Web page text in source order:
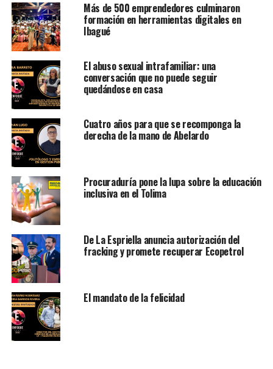
Más de 500 emprendedores culminaron
formación en herramientas digitales en
Ibagué
El abuso sexual intrafamiliar: una
conversación que no puede seguir
quedándose en casa
Cuatro años para que se recomponga la
derecha de la mano de Abelardo
Procuraduría pone la lupa sobre la educación
inclusiva en el Tolima
De La Espriella anuncia autorización del
fracking y promete recuperar Ecopetrol
El mandato de la felicidad